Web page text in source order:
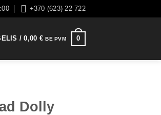
+370 (623) 22 722
/0,00 € BE PVM 0
Dolly